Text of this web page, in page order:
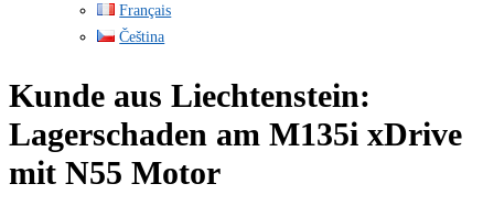
Français
Čeština
Kunde aus Liechtenstein:
Lagerschaden am M135i xDrive
mit N55 Motor